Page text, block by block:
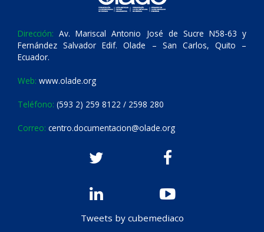
Dirección: Av. Mariscal Antonio José de Sucre N58-63 y
Fernández Salvador Edif. Olade – San Carlos, Quito –
Ecuador.
Web: www.olade.org
Teléfono: (593 2) 259 8122 / 2598 280
Correo: centro.documentacion@olade.org
Tweets by cubemediaco